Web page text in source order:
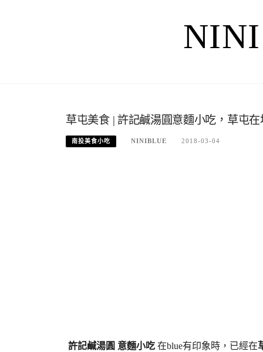
草屯美食 | 許記鹹湯圓意麵小吃，草屯
南投美食小吃 NINIBLUE 2018-03-04
許記鹹湯圓 意麵小吃 在blue有印象時，已經在